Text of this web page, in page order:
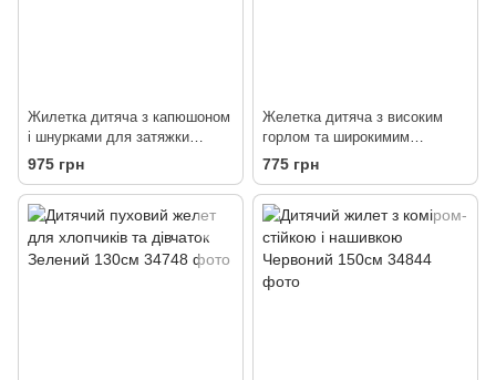
Жилетка дитяча з капюшоном
і шнурками для затяжки
Фіолетовий 140см
975 грн
Желетка дитяча з високим
горлом та широкимим
карманами Білий 130см
775 грн